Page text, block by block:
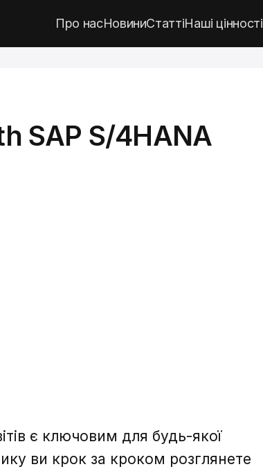
Про насНовиниСтаттіНаші цінності
SAP S/4HANA
є ключовим для будь-якої
ви крок за кроком розглянете